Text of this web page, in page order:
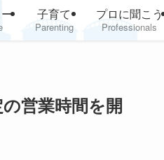
子育て
Parenting
プロに聞こう
Professionals
営業時間を開